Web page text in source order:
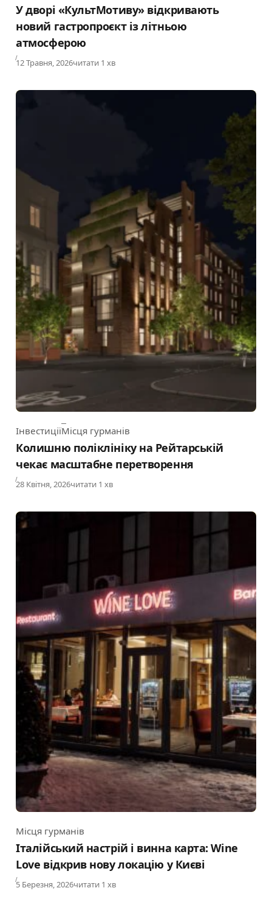
У дворі «КультМотиву» відкривають
новий гастропроєкт із літньою
атмосферою
Published
12 Травня, 2026читати 1 хв
Category
ІнвестиціїМісця гурманів
Колишню поліклініку на Рейтарській
чекає масштабне перетворення
Published
28 Квітня, 2026читати 1 хв
Category
Місця гурманів
Італійський настрій і винна карта: Wine
Love відкрив нову локацію у Києві
Published
5 Березня, 2026читати 1 хв